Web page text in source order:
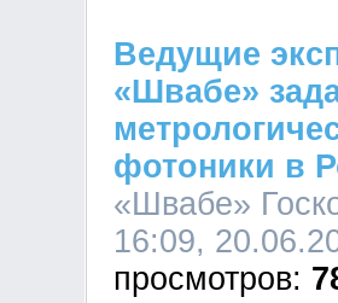
Ведущие
«Швабе»
фотоники в
«Швабе»
16:09,